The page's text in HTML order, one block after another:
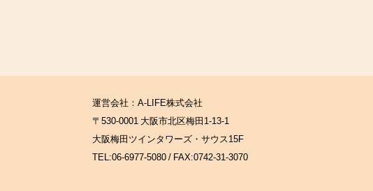
運営会社：A-LIFE株式会社
〒530-0001 大阪市北区梅田1-13-1
大阪梅田ツインタワーズ・サウス15F
TEL:06-6977-5080 / FAX:0742-31-3070